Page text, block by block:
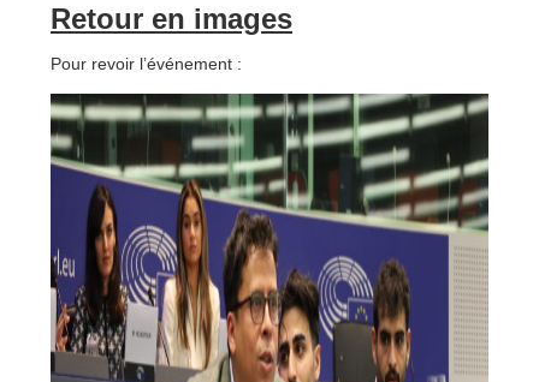
Retour en images
Pour revoir l’événement :